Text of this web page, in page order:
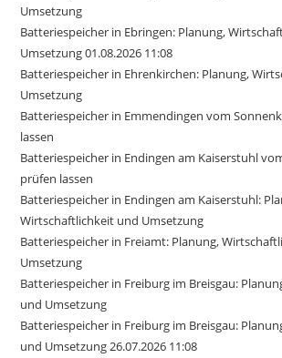
Umsetzung
Batteriespeicher in Ebringen: Planung,
Umsetzung 01.08.2026 11:08
Batteriespeicher in Ehrenkirchen: Planung,
Umsetzung
Batteriespeicher in Emmendingen vom
lassen
Batteriespeicher in Endingen am Kaiserstuhl
prüfen lassen
Batteriespeicher in Endingen am Kaiserstuhl:
Wirtschaftlichkeit und Umsetzung
Batteriespeicher in Freiamt: Planung,
Umsetzung
Batteriespeicher in Freiburg im Breisgau:
und Umsetzung
Batteriespeicher in Freiburg im Breisgau:
und Umsetzung 26.07.2026 11:08